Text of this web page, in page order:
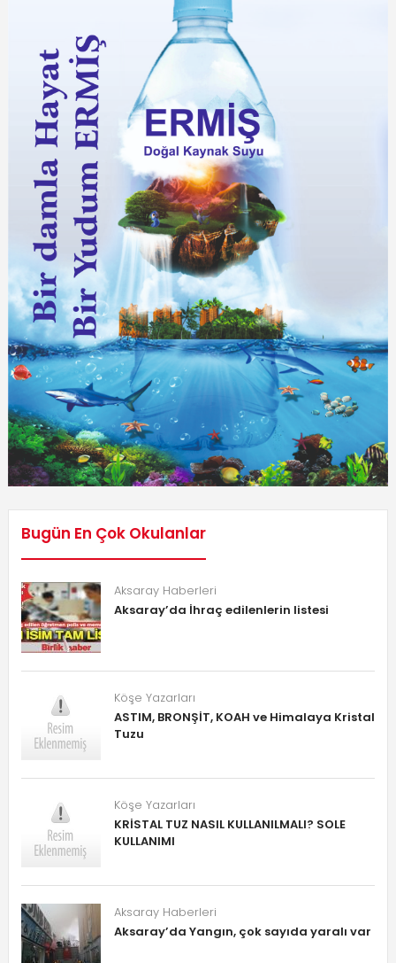
Bugün En Çok Okulanlar
Aksaray Haberleri
Aksaray’da İhraç edilenlerin listesi
Köşe Yazarları
ASTIM, BRONŞİT, KOAH ve Himalaya Kristal
Tuzu
Köşe Yazarları
KRİSTAL TUZ NASIL KULLANILMALI? SOLE
KULLANIMI
Aksaray Haberleri
Aksaray’da Yangın, çok sayıda yaralı var